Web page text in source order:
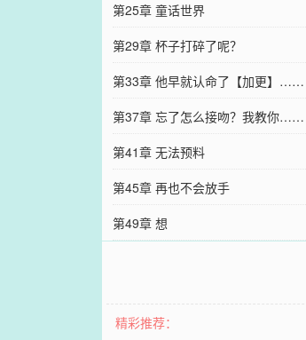
第25章 童话世界
第29章 杯子打碎了呢？
第33章 他早就认命了【加更】……
第37章 忘了怎么接吻？我教你……
第41章 无法预料
第45章 再也不会放手
第49章 想
精彩推荐：